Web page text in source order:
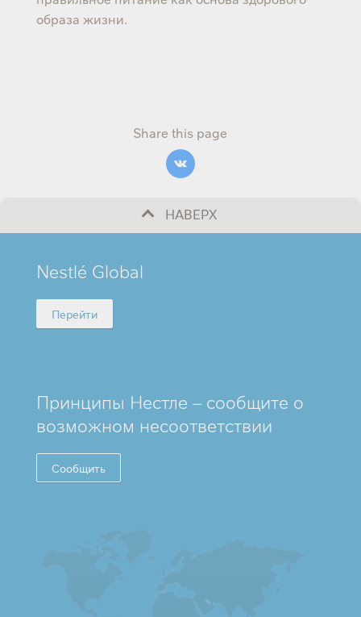
образа жизни.
Share this page
НАВЕРХ
FOOTER
Nestlé Global
Перейти
Принципы Нестле – сообщите о
возможном несоответствии
Сообщить